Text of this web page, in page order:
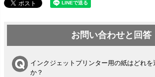
お問い合わせと回答
インクジェットプリンター用の紙はどれを
か？